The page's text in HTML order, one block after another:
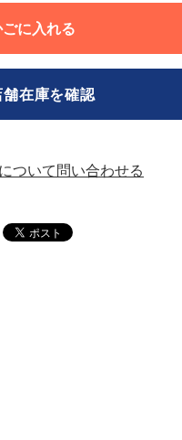
に入れる
ついて問い合わせる
舗在庫を確認